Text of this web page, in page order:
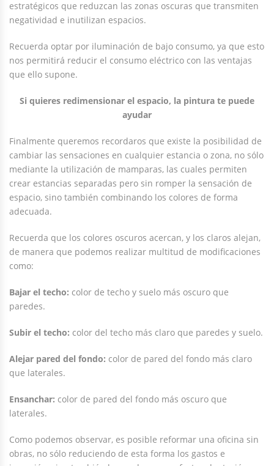
estratégicos que reduzcan las zonas oscuras que transmiten
negatividad e inutilizan espacios.
Recuerda optar por iluminación de bajo consumo, ya que esto
nos permitirá reducir el consumo eléctrico con las ventajas
que ello supone.
Si quieres redimensionar el espacio, la pintura te puede
ayudar
Finalmente queremos recordaros que existe la posibilidad de
cambiar las sensaciones en cualquier estancia o zona, no sólo
mediante la utilización de mamparas, las cuales permiten
crear estancias separadas pero sin romper la sensación de
espacio, sino también combinando los colores de forma
adecuada.
Recuerda que los colores oscuros acercan, y los claros alejan,
de manera que podemos realizar multitud de modificaciones
como:
Bajar el techo: color de techo y suelo más oscuro que
paredes.
Subir el techo: color del techo más claro que paredes y suelo.
Alejar pared del fondo: color de pared del fondo más claro
que laterales.
Ensanchar: color de pared del fondo más oscuro que
laterales.
Como podemos observar, es posible reformar una oficina sin
obras, no sólo reduciendo de esta forma los gastos e